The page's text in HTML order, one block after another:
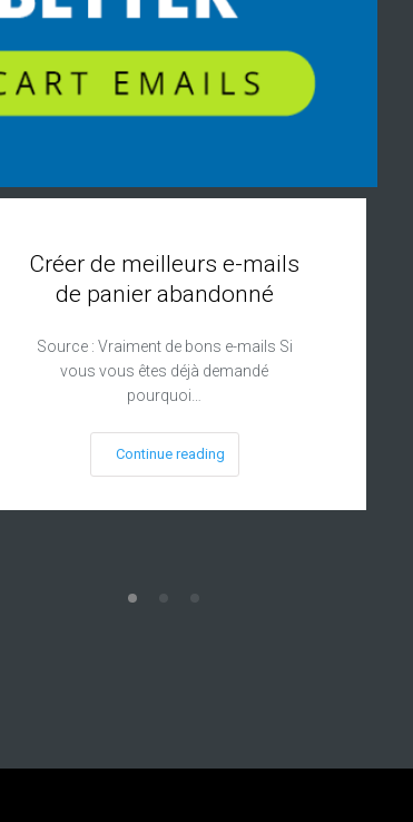
Créer de meilleurs e-mails
de panier abandonné
Source : Vraiment de bons e-mails Si
vous vous êtes déjà demandé
pourquoi…
Continue reading